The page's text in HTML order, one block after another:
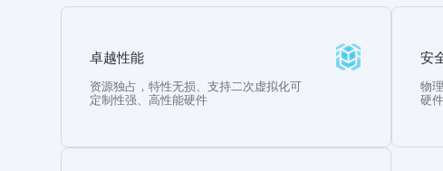
卓越性能
资源独占，特性无损、支持二次虚拟化可
定制性强、高性能硬件
安
物
硬